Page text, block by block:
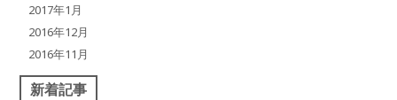
2017年1月
2016年12月
2016年11月
新着記事